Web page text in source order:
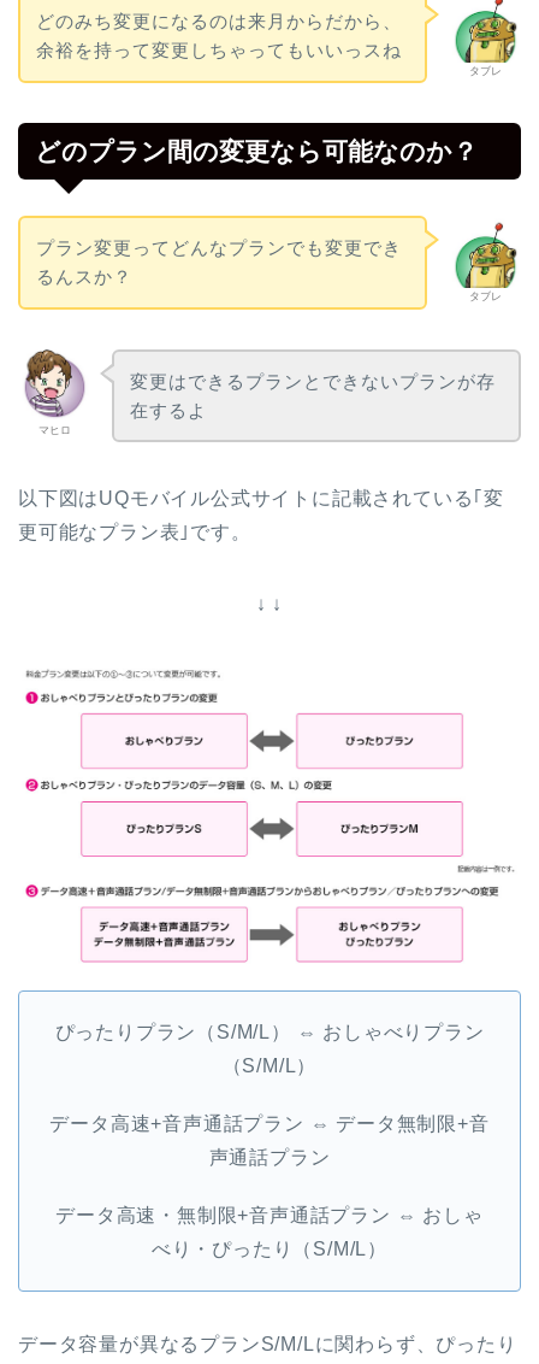
タブレ
どのみち変更になるのは来月からだから、
余裕を持って変更しちゃってもいいっスね
どのプラン間の変更なら可能なのか？
タブレ
プラン変更ってどんなプランでも変更でき
るんスか？
マヒロ
変更はできるプランとできないプランが存
在するよ
以下図はUQモバイル公式サイトに記載されている｢変
更可能なプラン表｣です。
↓ ↓
ぴったりプラン（S/M/L） ⇔ おしゃべりプラン
（S/M/L）
データ高速+音声通話プラン ⇔ データ無制限+音
声通話プラン
データ高速・無制限+音声通話プラン ⇔ おしゃ
べり・ぴったり（S/M/L）
データ容量が異なるプランS/M/Lに関わらず、ぴったり